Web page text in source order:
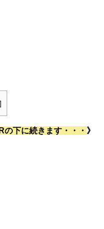
]
の下に続きます・・・ 》